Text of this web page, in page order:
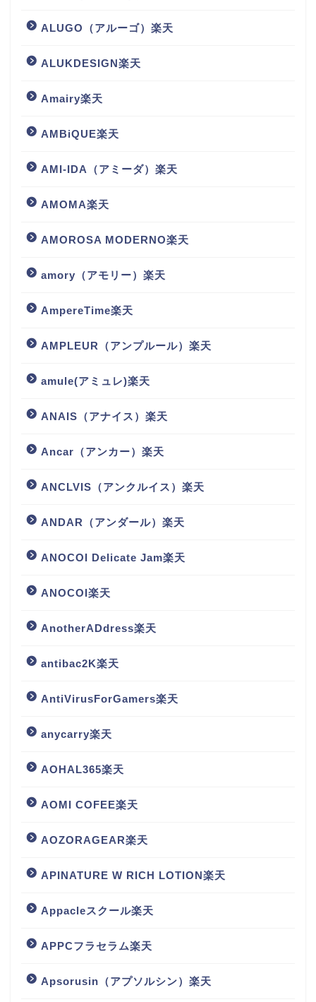
ALUGO（アルーゴ）楽天
ALUKDESIGN楽天
Amairy楽天
AMBiQUE楽天
AMI-IDA（アミーダ）楽天
AMOMA楽天
AMOROSA MODERNO楽天
amory（アモリー）楽天
AmpereTime楽天
AMPLEUR（アンプルール）楽天
amule(アミュレ)楽天
ANAIS（アナイス）楽天
Ancar（アンカー）楽天
ANCLVIS（アンクルイス）楽天
ANDAR（アンダール）楽天
ANOCOI Delicate Jam楽天
ANOCOI楽天
AnotherADdress楽天
antibac2K楽天
AntiVirusForGamers楽天
anycarry楽天
AOHAL365楽天
AOMI COFEE楽天
AOZORAGEAR楽天
APINATURE W RICH LOTION楽天
Appacleスクール楽天
APPCフラセラム楽天
Apsorusin（アプソルシン）楽天